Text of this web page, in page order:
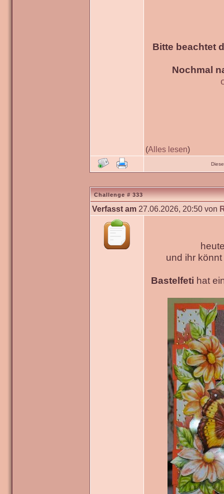
Bitte beachtet
Nochmal
(Alles lesen)
Challenge # 333
Verfasst am 27.06.2026, 20:50 von
und ihr
Bastelfeti hat